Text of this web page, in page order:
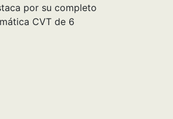
por su completo
CVT de 6